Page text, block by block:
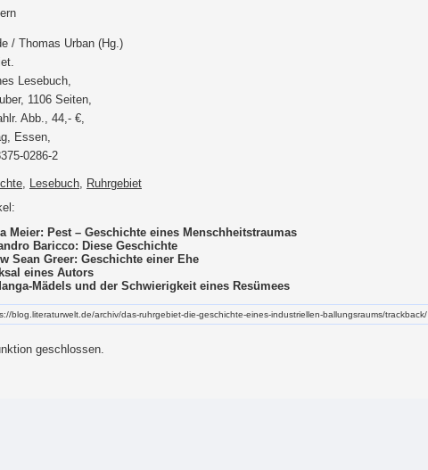
/ Thomas Urban (Hg.)
Lesebuch,
1106 Seiten,
Abb., 44,- €,
Essen,
0286-2
Lesebuch Ruhrgebiet
Meier: Pest – Geschichte eines Menschheitstraumas
Baricco: Diese Geschichte
Sean Greer: Geschichte einer Ehe
eines Autors
Mädels und der Schwierigkeit eines Resümees
blog.literaturwelt.de/archiv/das-ruhrgebiet-die-geschichte-eines-industriellen-ballungsraums/trackback/
geschlossen.